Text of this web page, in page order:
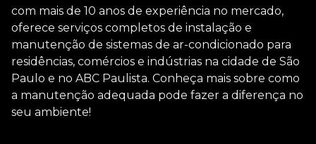
com mais de 10 anos de experiência no mercado,
oferece serviços completos de instalação e
manutenção de sistemas de ar-condicionado para
residências, comércios e indústrias na cidade de São
Paulo e no ABC Paulista. Conheça mais sobre como
a manutenção adequada pode fazer a diferença no
seu ambiente!